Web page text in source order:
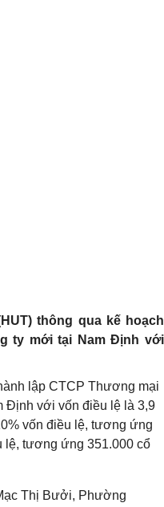
thông qua kế hoạch
ty mới tại Nam Định với
lập CTCP Thương mại
Định với vốn điều lệ là 3,9
vốn điều lệ, tương ứng
lệ, tương ứng 351.000 cổ
Thị Bưởi, Phường